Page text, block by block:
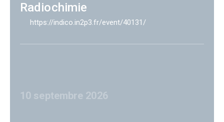
Radiochimie
https://indico.in2p3.fr/event/40131/
10 septembre 2026